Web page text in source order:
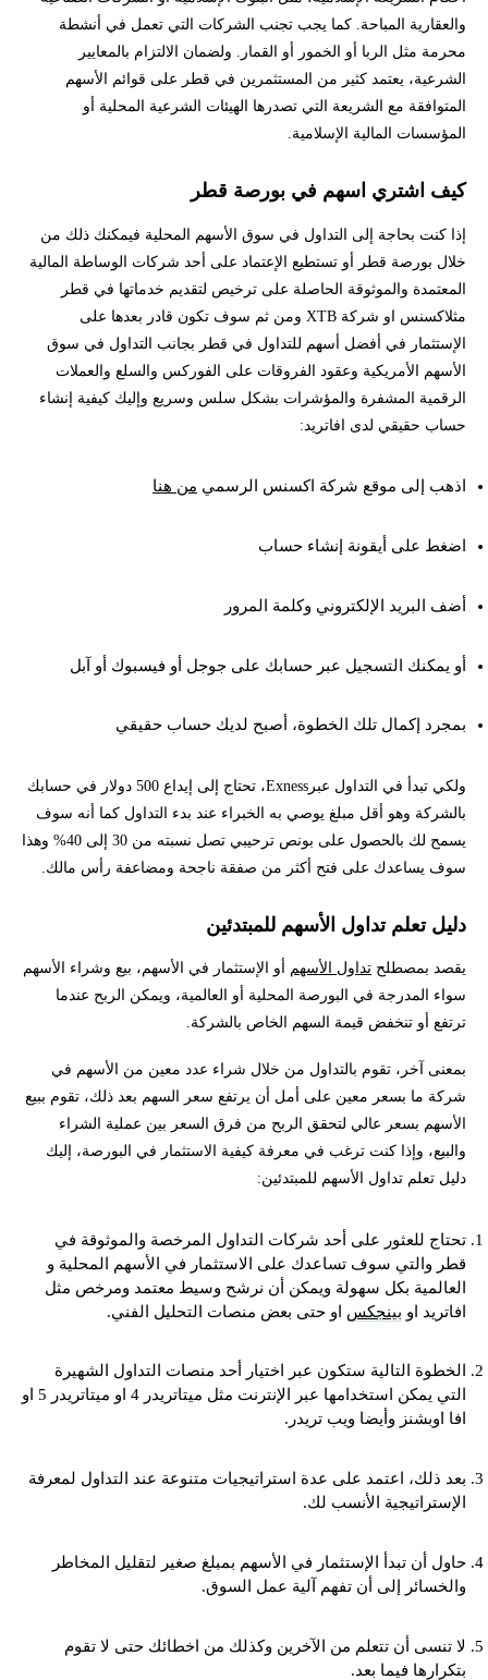
والعقارية المباحة. كما يجب تجنب الشركات التي تعمل في أنشطة
محرمة مثل الربا أو الخمور أو القمار. ولضمان الالتزام بالمعايير
الشرعية، يعتمد كثير من المستثمرين في قطر على قوائم الأسهم
المتوافقة مع الشريعة التي تصدرها الهيئات الشرعية المحلية أو
المؤسسات المالية الإسلامية.
كيف اشتري اسهم في بورصة قطر
إذا كنت بحاجة إلى التداول في سوق الأسهم المحلية فيمكنك ذلك من
خلال بورصة قطر أو تستطيع الإعتماد على أحد شركات الوساطة المالية
المعتمدة والموثوقة الحاصلة على ترخيص لتقديم خدماتها في قطر
مثلاكسنس او شركة XTB ومن ثم سوف تكون قادر بعدها على
الإستثمار في أفضل أسهم للتداول في قطر بجانب التداول في سوق
الأسهم الأمريكية وعقود الفروقات على الفوركس والسلع والعملات
الرقمية المشفرة والمؤشرات بشكل سلس وسريع وإليك كيفية إنشاء
حساب حقيقي لدى افاتريد:
اذهب إلى موقع شركة اكسنس الرسمي من هنا
اضغط على أيقونة إنشاء حساب
أضف البريد الإلكتروني وكلمة المرور
أو يمكنك التسجيل عبر حسابك على جوجل أو فيسبوك أو آبل
بمجرد إكمال تلك الخطوة، أصبح لديك حساب حقيقي
ولكي تبدأ في التداول عبرExness، تحتاج إلى إيداع 500 دولار في حسابك
بالشركة وهو أقل مبلغ يوصي به الخبراء عند بدء التداول كما أنه سوف
يسمح لك بالحصول على بونص ترحيبي تصل نسبته من 30 إلى 40% وهذا
سوف يساعدك على فتح أكثر من صفقة ناجحة ومضاعفة رأس مالك.
دليل تعلم تداول الأسهم للمبتدئين
يقصد بمصطلح تداول الأسهم أو الإستثمار في الأسهم، بيع وشراء الأسهم
سواء المدرجة في البورصة المحلية أو العالمية، ويمكن الربح عندما
ترتفع أو تنخفض قيمة السهم الخاص بالشركة.
بمعنى آخر، تقوم بالتداول من خلال شراء عدد معين من الأسهم في
شركة ما بسعر معين على أمل أن يرتفع سعر السهم بعد ذلك، تقوم ببيع
الأسهم بسعر عالي لتحقق الربح من فرق السعر بين عملية الشراء
والبيع، وإذا كنت ترغب في معرفة كيفية الاستثمار في البورصة، إليك
دليل تعلم تداول الأسهم للمبتدئين:
تحتاج للعثور على أحد شركات التداول المرخصة والموثوقة في
قطر والتي سوف تساعدك على الاستثمار في الأسهم المحلية و
العالمية بكل سهولة ويمكن أن نرشح وسيط معتمد ومرخص مثل
افاتريد او بينجكس او حتى بعض منصات التحليل الفني.
الخطوة التالية ستكون عبر اختيار أحد منصات التداول الشهيرة
التي يمكن استخدامها عبر الإنترنت مثل ميتاتريدر 4 او ميتاتريدر 5 او
افا اوبشنز وأيضا ويب تريدر.
بعد ذلك، اعتمد على عدة استراتيجيات متنوعة عند التداول لمعرفة
الإستراتيجية الأنسب لك.
حاول أن تبدأ الإستثمار في الأسهم بمبلغ صغير لتقليل المخاطر
والخسائر إلى أن تفهم آلية عمل السوق.
لا تنسى أن تتعلم من الآخرين وكذلك من اخطائك حتى لا تقوم
بتكرارها فيما بعد.